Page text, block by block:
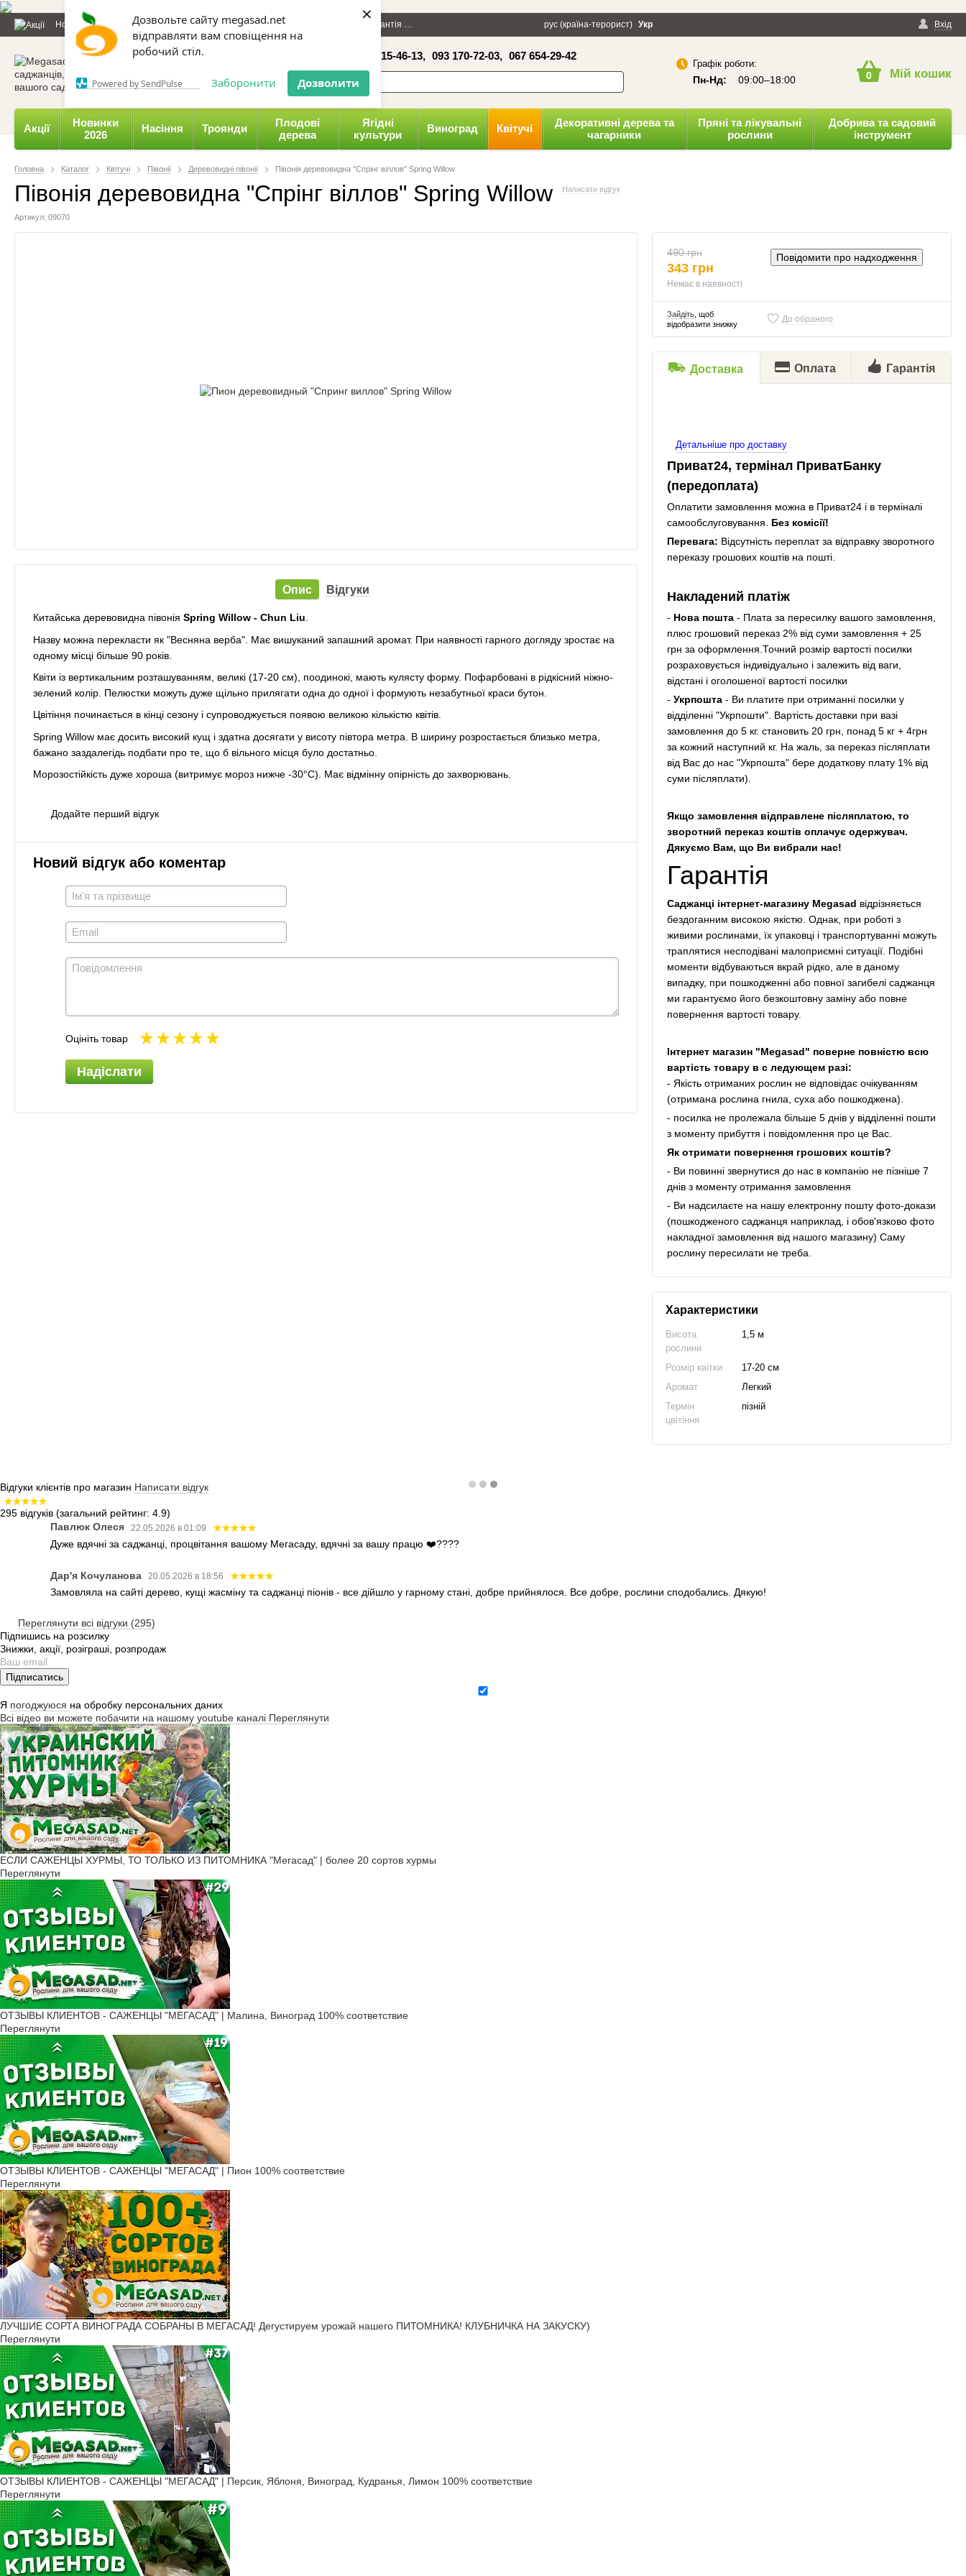
Дозвольте сайту megasad.net
відправляти вам сповіщення на
робочий стіл.
Powered by SendPulse Заборонити Дозволити
×
Новини та статті Каталог Контакти Відгуки Даруємо 100 грн Гарантія Політика конфіденційності Вхід
рус (країна-терорист) Укр
0 800 332-015, 050 515-46-13, 093 170-72-03, 067 654-29-42
Графік роботи:
Пн-Нд: 09:00–18:00 0 Мій кошик
Акції
Новинки
2026
Насіння Троянди
Плодові
дерева
Ягідні
культури
Виноград Квітучі
Декоративні дерева та
чагарники
Пряні та лікувальні
рослини
Добрива та садовий
інструмент
Головна Каталог Квітучі Півонії Деревовидні півонії Півонія деревовидна "Спрінг віллов" Spring Willow
Півонія деревовидна "Спрінг віллов" Spring Willow Написати відгук
Артикул: 09070
Опис Відгуки
Китайська деревовидна півонія Spring Willow - Chun Liu.
Назву можна перекласти як "Весняна верба". Має вишуканий запашний аромат. При наявності гарного догляду зростає на
одному місці більше 90 років.
Квіти із вертикальним розташуванням, великі (17-20 см), поодинокі, мають кулясту форму. Пофарбовані в рідкісний ніжно-
зелений колір. Пелюстки можуть дуже щільно прилягати одна до одної і формують незабутньої краси бутон.
Цвітіння починається в кінці сезону і супроводжується появою великою кількістю квітів.
Spring Willow має досить високий кущ і здатна досягати у висоту півтора метра. В ширину розростається близько метра,
бажано заздалегідь подбати про те, що б вільного місця було достатньо.
Морозостійкість дуже хороша (витримує мороз нижче -30°C). Має відмінну опірність до захворювань.
Додайте перший відгук
Новий відгук або коментар
Оцініть товар
Надіслати
490 грн
343 грн
Немає в наявності
Повідомити про надходження
Зайдіть, щоб
відобразити знижку
До обраного
Доставка Оплата Гарантія
Детальніше про доставку
Приват24, термінал ПриватБанку
(передоплата)
Оплатити замовлення можна в Приват24 і в терміналі
самообслуговування. Без комісії!
Перевага: Відсутність переплат за відправку зворотного
переказу грошових коштів на пошті.
Накладений платіж
- Нова пошта- Плата за пересилку вашого замовлення,
плюс грошовий переказ 2% від суми замовлення + 25
грн за оформлення.Точний розмір вартості посилки
розраховується індивідуально і залежить від ваги,
відстані і оголошеної вартості посилки
- Укрпошта- Ви платите при отриманні посилки у
відділенні "Укрпошти". Вартість доставки при вазі
замовлення до 5 кг. становить 20 грн, понад 5 кг + 4грн
за кожний наступний кг. На жаль, за переказ післяплати
від Вас до нас "Укрпошта" бере додаткову плату 1% від
суми післяплати).
Якщо замовлення відправлене післяплатою, то
зворотний переказ коштів оплачує одержувач.
Дякуємо Вам, що Ви вибрали нас!
Гарантія
Саджанці інтернет-магазину Megasad відрізняється
бездоганним високою якістю. Однак, при роботі з
живими рослинами, їх упаковці і транспортуванні можуть
траплятися несподівані малоприємні ситуації. Подібні
моменти відбуваються вкрай рідко, але в даному
випадку, при пошкодженні або повної загибелі саджанця
ми гарантуємо його безкоштовну заміну або повне
повернення вартості товару.
Інтернет магазин "Megasad" поверне повністю всю
вартість товару в с ледующем разі:
- Якість отриманих рослин не відповідає очікуванням
(отримана рослина гнила, суха або пошкоджена).
- посилка не пролежала більше 5 днів у відділенні пошти
з моменту прибуття і повідомлення про це Вас.
Як отримати повернення грошових коштів?
- Ви повинні звернутися до нас в компанію не пізніше 7
днів з моменту отримання замовлення
- Ви надсилаєте на нашу електронну пошту фото-докази
(пошкодженого саджанця наприклад, і обов'язково фото
накладної замовлення від нашого магазину) Саму
рослину пересилати не треба.
Характеристики
Висота
рослини
1,5 м
Розмір квітки
17-20 см
Аромат
Легкий
Термін
цвітіння
пізній
Відгуки клієнтів про магазин Написати відгук
295 відгуків (загальний рейтинг: 4.9)
Павлюк Олеся
22.05.2026 в 01:09
Дуже вдячні за саджанці, процвітання вашому Мегасаду, вдячні за вашу працю ❤️????
Дар'я Кочуланова 20.05.2026 в 18:56
Замовляла на сайті дерево, кущі жасміну та саджанці піонів - все дійшло у гарному стані, добре прийнялося. Все добре, рослини сподобались. Дякую!
Переглянути всі відгуки (295)
Підпишись на розсилку
Знижки, акції, розіграші, розпродаж
Підписатись
Я погоджуюся на обробку персональних даних
Всі відео ви можете побачити на нашому youtube каналі Переглянути
ЕСЛИ САЖЕНЦЫ ХУРМЫ, ТО ТОЛЬКО ИЗ ПИТОМНИКА "Мегасад" | более 20 сортов хурмы
Переглянути
ОТЗЫВЫ КЛИЕНТОВ - САЖЕНЦЫ "МЕГАСАД" | Малина, Виноград 100% соответствие
Переглянути
ОТЗЫВЫ КЛИЕНТОВ - САЖЕНЦЫ "МЕГАСАД" | Пион 100% соответствие
Переглянути
ЛУЧШИЕ СОРТА ВИНОГРАДА СОБРАНЫ В МЕГАСАД! Дегустируем урожай нашего ПИТОМНИКА! КЛУБНИЧКА НА ЗАКУСКУ)
Переглянути
ОТЗЫВЫ КЛИЕНТОВ - САЖЕНЦЫ "МЕГАСАД" | Персик, Яблоня, Виноград, Кудранья, Лимон 100% соответствие
Переглянути